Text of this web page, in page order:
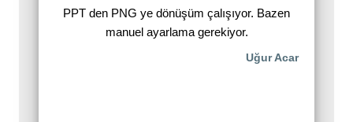
PPT den PNG ye dönüşüm çalışıyor. Bazen
manuel ayarlama gerekiyor.
Uğur Acar